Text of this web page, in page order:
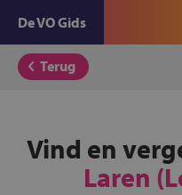
De VO Gids
Terug
Vind en
Laren